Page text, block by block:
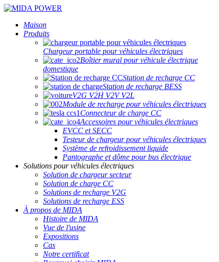
Maison
Produits
Chargeur portable pour véhicules électriques
Boîtier mural pour véhicule électrique
domestique
Station de recharge CC
Station de recharge BESS
V2G V2H V2V V2L
Module de recharge pour véhicules électriques
Connecteur de charge CC
Accessoires pour véhicules électriques
EVCC et SECC
Testeur de chargeur pour véhicules électriques
Système de refroidissement liquide
Pantographe et dôme pour bus électrique
Solutions pour véhicules électriques
Solution de chargeur secteur
Solution de charge CC
Solutions de recharge V2G
Solutions de recharge ESS
À propos de MIDA
Histoire de MIDA
Vue de l'usine
Expositions
Cas
Notre certificat